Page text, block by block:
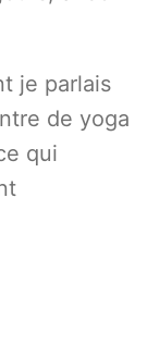
je parlais
de yoga
qui